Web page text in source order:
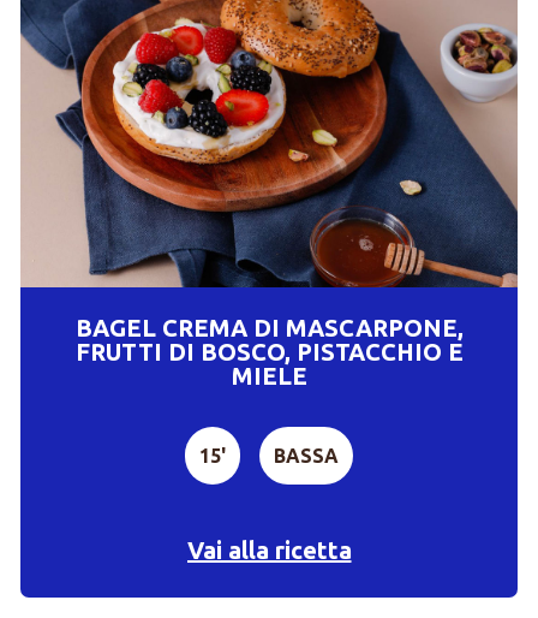
BAGEL CREMA DI MASCARPONE,
FRUTTI DI BOSCO, PISTACCHIO E
MIELE
15' BASSA
Vai alla ricetta